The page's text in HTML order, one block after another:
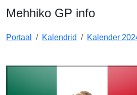
Mehhiko GP info
Portaal Kalendrid Kalender